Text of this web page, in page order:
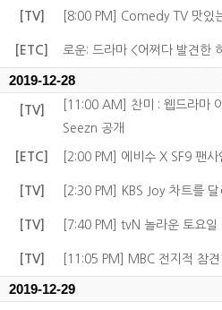
[TV] [8:00 PM] Comedy TV 맛있
[ETC] 로운: 드라마 <어쩌다 발견한
2019-12-28
[TV]
[11:00 AM] 찬미 : 웹드라마
Seezn 공개
[ETC] [2:00 PM] 에비수 X SF9 팬
[TV] [2:30 PM] KBS Joy 차트를
[TV] [7:40 PM] tvN 놀라운 토요일
[TV] [11:05 PM] MBC 전지적 참견
2019-12-29